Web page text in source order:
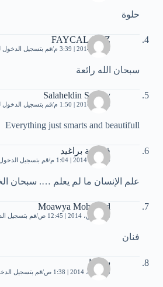
حلوة
FAYCAL GAZ
3 يناير، 2014 | 3:39 م قم بتسجيل الدخول
سبحان الله رائعة
Salaheldin Smarty
4 يناير، 2014 | 1:50 م قم بتسجيل الدخول
Everything just smarts and beautifull
فاطمة براغيد
14 يناير، 2014 | 1:04 م قم بتسجيل الدخول
علم الإنسان ما لم يعلم …. سبحان
Moawya Mohamed
25 مارس، 2014 | 12:45 ص قم بتسجيل
فنان
سجابا
13 أبريل، 2014 | 1:38 ص قم بتسجيل